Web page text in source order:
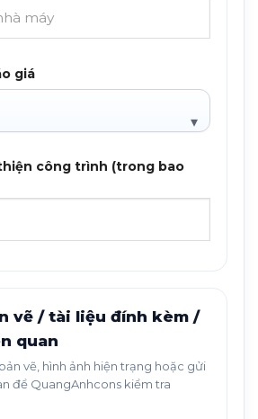
giá
công trình (trong bao
vẽ / tài liệu đính kèm /
quan
vẽ, hình ảnh hiện trạng hoặc gửi
để QuangAnhcons kiểm tra